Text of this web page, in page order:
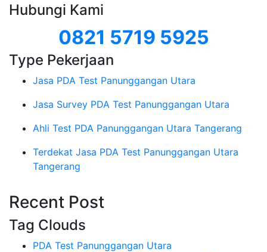
Hubungi Kami
0821 5719 5925
Type Pekerjaan
Jasa PDA Test Panunggangan Utara
Jasa Survey PDA Test Panunggangan Utara
Ahli Test PDA Panunggangan Utara Tangerang
Terdekat Jasa PDA Test Panunggangan Utara
Tangerang
Recent Post
Tag Clouds
PDA Test Panunggangan Utara